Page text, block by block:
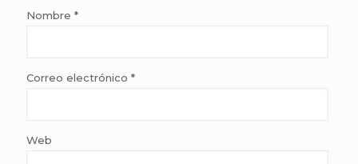
Nombre *
Correo electrónico *
Web